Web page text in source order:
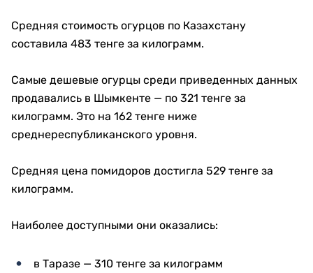
Средняя стоимость огурцов по Казахстану
составила 483 тенге за килограмм.
Самые дешевые огурцы среди приведенных данных
продавались в Шымкенте — по 321 тенге за
килограмм. Это на 162 тенге ниже
среднереспубликанского уровня.
Средняя цена помидоров достигла 529 тенге за
килограмм.
Наиболее доступными они оказались:
в Таразе — 310 тенге за килограмм